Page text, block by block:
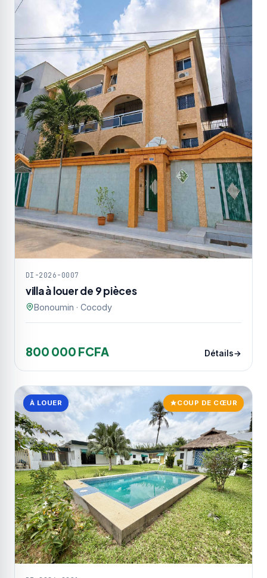
DI-2026-0007
villa à louer de 9 pièces
Bonoumin · Cocody
800 000 FCFA Détails
À LOUER COUP DE CŒUR